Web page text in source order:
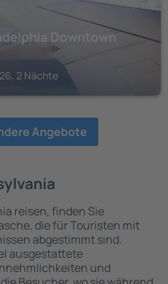
Downtown
2 Nächte
Angebote
reisen, finden Sie
die für Touristen mit
abgestimmt sind.
ausgestattete
und